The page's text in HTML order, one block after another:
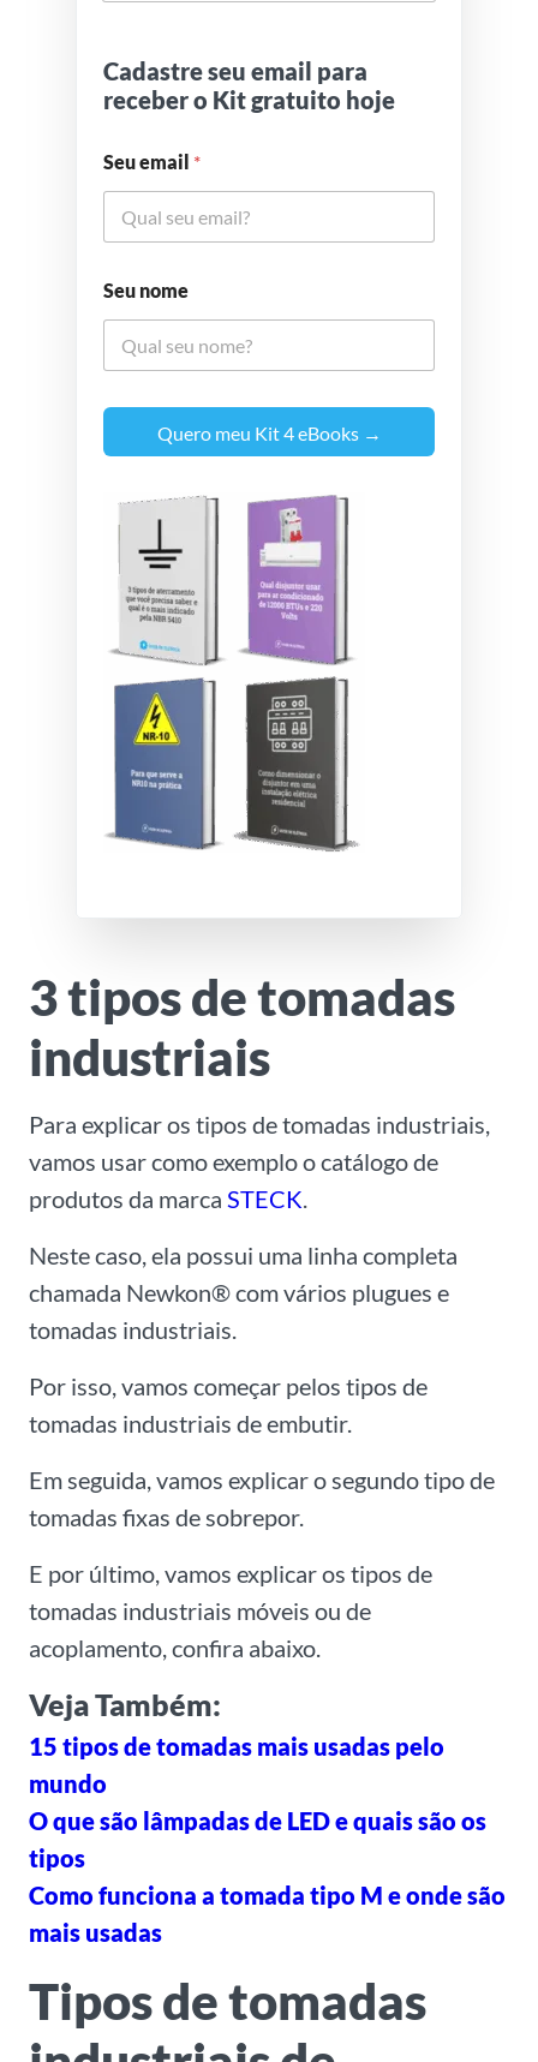
Cadastre seu email para
receber o Kit gratuito hoje
Seu email *
Seu nome
Quero meu Kit 4 eBooks →
3 tipos de tomadas
industriais
Para explicar os tipos de tomadas industriais,
vamos usar como exemplo o catálogo de
produtos da marca STECK.
Neste caso, ela possui uma linha completa
chamada Newkon® com vários plugues e
tomadas industriais.
Por isso, vamos começar pelos tipos de
tomadas industriais de embutir.
Em seguida, vamos explicar o segundo tipo de
tomadas fixas de sobrepor.
E por último, vamos explicar os tipos de
tomadas industriais móveis ou de
acoplamento, confira abaixo.
Veja Também:
15 tipos de tomadas mais usadas pelo
mundo
O que são lâmpadas de LED e quais são os
tipos
Como funciona a tomada tipo M e onde são
mais usadas
Tipos de tomadas